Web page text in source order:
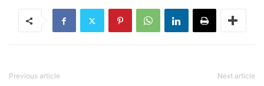
Previous article Next article